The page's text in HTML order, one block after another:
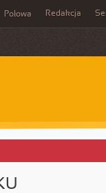
Połowa Redakcja